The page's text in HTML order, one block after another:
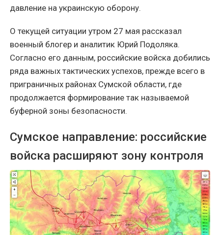
давление на украинскую оборону.
О текущей ситуации утром 27 мая рассказал
военный блогер и аналитик Юрий Подоляка.
Согласно его данным, российские войска добились
ряда важных тактических успехов, прежде всего в
приграничных районах Сумской области, где
продолжается формирование так называемой
буферной зоны безопасности.
Сумское направление: российские
войска расширяют зону контроля